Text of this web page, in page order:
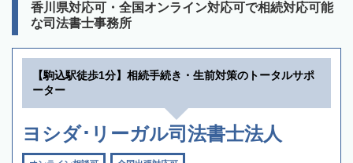
香川県対応可・全国オンライン対応可で相続対応可能
な司法書士事務所
【駒込駅徒歩1分】相続手続き・生前対策のトータルサポ
ーター
ヨシダ･リーガル司法書士法人